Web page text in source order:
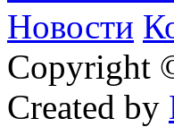
Новости
Copyright
Created by